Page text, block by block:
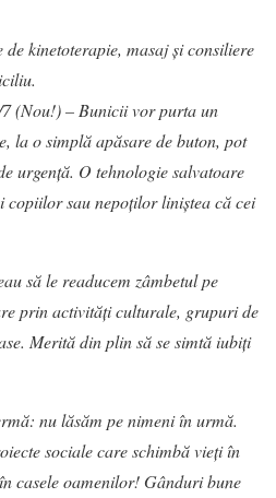
kinetoterapie, masaj și consiliere
7 (Nou!) – Bunicii vor purta un
la o simplă apăsare de buton, pot
urgență. O tehnologie salvatoare
copiilor sau nepoților liniștea că cei
să le readucem zâmbetul pe
prin activități culturale, grupuri de
Merită din plin să se simtă iubiți
nu lăsăm pe nimeni în urmă.
sociale care schimbă vieți în
casele oamenilor!Gânduri bune